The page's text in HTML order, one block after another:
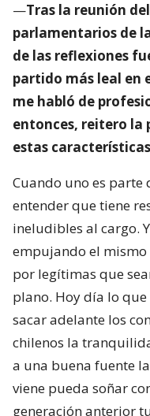
—Tras la reunión
parlamentarios de
de las reflexiones
partido más leal en
me habló de
entonces, reitero la
estas
Cuando uno es
entender que tiene
ineludibles al cargo.
empujando el mismo
por legítimas que
plano. Hoy día lo que
sacar adelante los
chilenos la
a una buena fuente
viene pueda soñar
generación anterior